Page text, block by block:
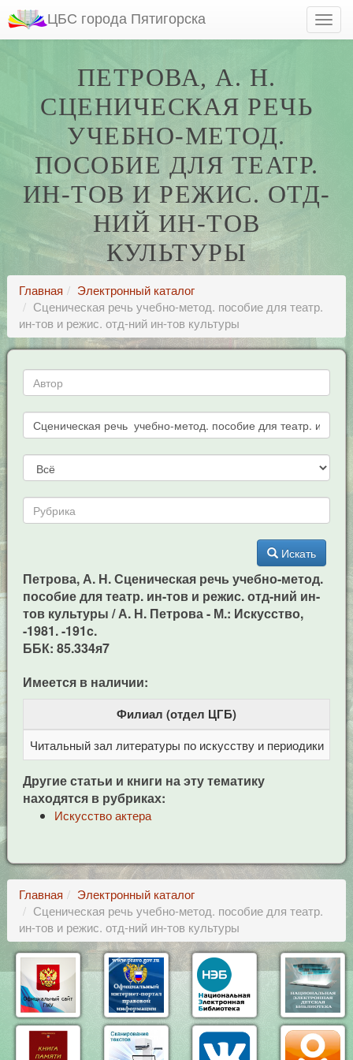
ЦБС города Пятигорска
ПЕТРОВА, А. Н.
СЦЕНИЧЕСКАЯ РЕЧЬ
УЧЕБНО-МЕТОД.
ПОСОБИЕ ДЛЯ ТЕАТР.
ИН-ТОВ И РЕЖИС. ОТД-
НИЙ ИН-ТОВ
КУЛЬТУРЫ
Главная
Электронный каталог
Сценическая речь учебно-метод. пособие для театр.
ин-тов и режис. отд-ний ин-тов культуры
Искать
Петрова, А. Н. Сценическая речь учебно-метод.
пособие для театр. ин-тов и режис. отд-ний ин-
тов культуры / А. Н. Петрова - М.: Искусство,
-1981. -191c.
ББК: 85.334я7
Имеется в наличии:
Филиал (отдел ЦГБ)
Читальный зал литературы по искусству и периодики
Другие статьи и книги на эту тематику
находятся в рубриках:
Искусство актера
Главная
Электронный каталог
Сценическая речь учебно-метод. пособие для театр.
ин-тов и режис. отд-ний ин-тов культуры